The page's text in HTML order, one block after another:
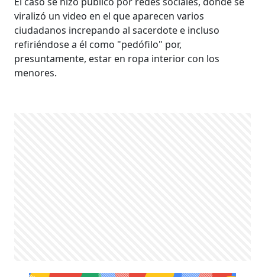
viralizó un video en el que aparecen varios
ciudadanos increpando al sacerdote e incluso
refiriéndose a él como "pedófilo" por,
presuntamente, estar en ropa interior con los
menores.